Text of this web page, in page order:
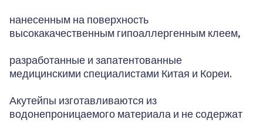
нанесенным на поверхность
высокакачественным гипоаллергенным клеем,
разработанные и запатентованные
медицинскими специалистами Китая и Кореи.
Акутейпы изготавливаются из
водонепроницаемого материала и не содержат